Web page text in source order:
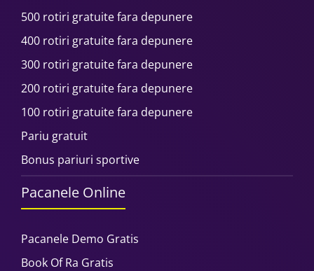
500 rotiri gratuite fara depunere
400 rotiri gratuite fara depunere
300 rotiri gratuite fara depunere
200 rotiri gratuite fara depunere
100 rotiri gratuite fara depunere
Pariu gratuit
Bonus pariuri sportive
Pacanele Online
Pacanele Demo Gratis
Book Of Ra Gratis